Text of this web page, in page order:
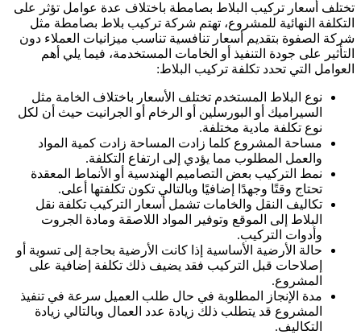
تختلف أسعار تركيب البلاط بصامطة باختلاف عدة عوامل تؤثر على
التكلفة النهائية للمشروع، تهتم شركة تركيب بلاط بصامطة مثل
شركة الصفوة بتقديم أسعار تنافسية تناسب ميزانيات العملاء دون
التأثير على جودة التنفيذ أو الخامات المستخدمة، فيما يلي أهم
العوامل التي تحدد تكلفة تركيب البلاط:
نوع البلاط المستخدم تختلف الأسعار باختلاف الخامة مثل
السيراميك أو البورسلين أو الرخام أو الجرانيت حيث أن لكل
نوع تكلفة مادية مختلفة.
مساحة المشروع كلما زادت المساحة زادت كمية المواد
والعمل المطلوب مما يؤدي إلى ارتفاع التكلفة.
نمط التركيب بعض التصاميم الهندسية أو الأنماط المعقدة
تحتاج وقتًا وجهدًا إضافيًا وبالتالي تكون تكلفتها أعلى.
تكاليف النقل والخامات تشمل أسعار التركيب تكلفة نقل
البلاط إلى الموقع وتوفير المواد اللاصقة ومادة الجروت
وأدوات التركيب.
حالة الأرضية الأساسية إذا كانت الأرضية بحاجة إلى تسوية أو
إصلاحات قبل التركيب فقد يضيف ذلك تكلفة إضافية على
المشروع.
مدة الإنجاز المطلوبة في حال طلب العميل سرعة في تنفيذ
المشروع قد يتطلب ذلك زيادة عدد العمال وبالتالي زيادة
التكاليف.